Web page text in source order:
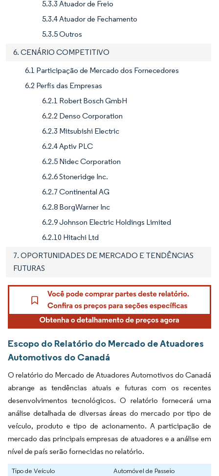
5.3.3 Atuador de Freio
5.3.4 Atuador de Fechamento
5.3.5 Outros
6. CENÁRIO COMPETITIVO
6.1 Participação de Mercado dos Fornecedores
6.2 Perfis das Empresas
6.2.1 Robert Bosch GmbH
6.2.2 Denso Corporation
6.2.3 Mitsubishi Electric
6.2.4 Aptiv PLC
6.2.5 Nidec Corporation
6.2.6 Stoneridge Inc.
6.2.7 Continental AG
6.2.8 BorgWarner Inc
6.2.9 Johnson Electric Holdings Limited
6.2.10 Hitachi Ltd
7. OPORTUNIDADES DE MERCADO E TENDÊNCIAS
FUTURAS
Escopo do Relatório do Mercado de Atuadores
Automotivos do Canadá
O relatório do Mercado de Atuadores Automotivos do Canadá
abrange as tendências atuais e futuras com os recentes
desenvolvimentos tecnológicos. O relatório fornecerá uma
análise detalhada de diversas áreas do mercado por tipo de
veículo, produto e tipo de acionamento. A participação de
mercado das principais empresas de atuadores e a análise em
nível de país serão fornecidas no relatório.
Tipo de Veículo
Automóvel de Passeio